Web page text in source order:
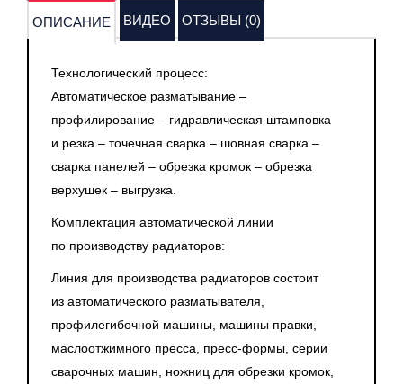
эксплуатационные характеристики готовой продукции.
Кроме того, автоматизация снижает вероятность
человеческих ошибок, что также положительно
сказывается на общей эффективности производства.
Управление производственными процессами
осуществляется с помощью программируемых
логических контроллеров (ПЛК). Это позволяет не только
автоматизировать управление оборудованием, но и
ОПИСАНИЕ ВИДЕО ОТЗЫВЫ (0)
Технологический процесс:
Автоматическое разматывание –
профилирование – гидравлическая штамповка
и резка – точечная сварка – шовная сварка –
сварка панелей – обрезка кромок – обрезка
верхушек – выгрузка.
Комплектация автоматической линии
по производству радиаторов:
Линия для производства радиаторов состоит
из автоматического разматывателя,
профилегибочной машины, машины правки,
маслоотжимного пресса, пресс-формы, серии
сварочных машин, ножниц для обрезки кромок,